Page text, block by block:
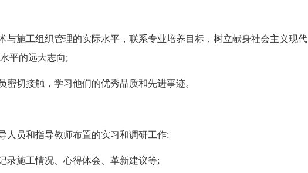
与施工组织管理的实际水平，联系专业培养目标，树立献身社会主义现代
平的远大志向;
密切接触，学习他们的优秀品质和先进事迹。
人员和指导教师布置的实习和调研工作;
录施工情况、心得体会、革新建议等;